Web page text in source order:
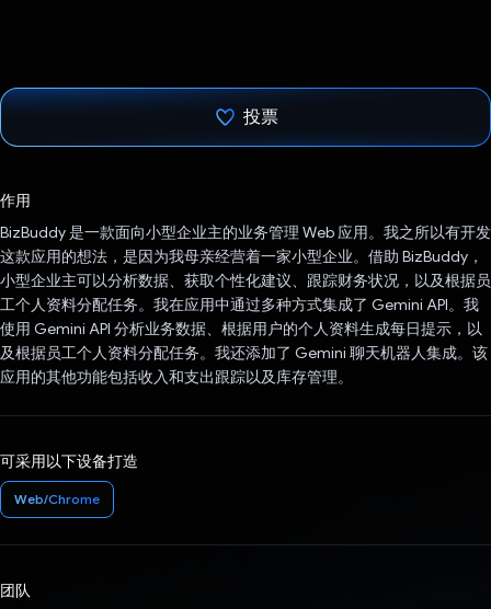
投票
作用
BizBuddy 是一款面向小型企业主的业务管理 Web 应用。我之所以有开发
这款应用的想法，是因为我母亲经营着一家小型企业。借助 BizBuddy，
小型企业主可以分析数据、获取个性化建议、跟踪财务状况，以及根据员
工个人资料分配任务。我在应用中通过多种方式集成了 Gemini API。我
使用 Gemini API 分析业务数据、根据用户的个人资料生成每日提示，以
及根据员工个人资料分配任务。我还添加了 Gemini 聊天机器人集成。该
应用的其他功能包括收入和支出跟踪以及库存管理。
可采用以下设备打造
Web/Chrome
团队